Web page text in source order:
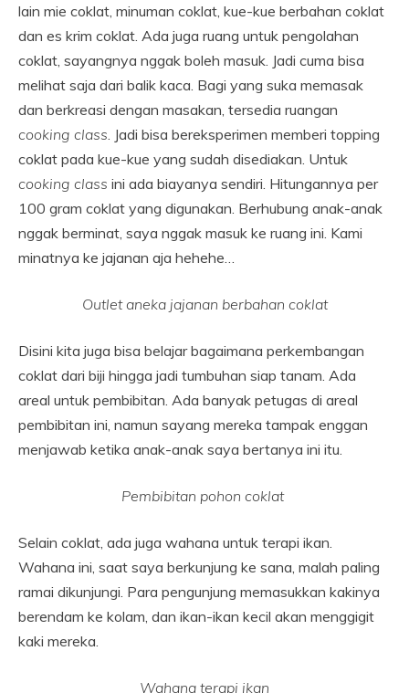
lain mie coklat, minuman coklat, kue-kue berbahan coklat
dan es krim coklat. Ada juga ruang untuk pengolahan
coklat, sayangnya nggak boleh masuk. Jadi cuma bisa
melihat saja dari balik kaca. Bagi yang suka memasak
dan berkreasi dengan masakan, tersedia ruangan
cooking class . Jadi bisa bereksperimen memberi topping
coklat pada kue-kue yang sudah disediakan. Untuk
cooking class ini ada biayanya sendiri. Hitungannya per
100 gram coklat yang digunakan. Berhubung anak-anak
nggak berminat, saya nggak masuk ke ruang ini. Kami
minatnya ke jajanan aja hehehe…
Outlet aneka jajanan berbahan coklat
Disini kita juga bisa belajar bagaimana perkembangan
coklat dari biji hingga jadi tumbuhan siap tanam. Ada
areal untuk pembibitan. Ada banyak petugas di areal
pembibitan ini, namun sayang mereka tampak enggan
menjawab ketika anak-anak saya bertanya ini itu.
Pembibitan pohon coklat
Selain coklat, ada juga wahana untuk terapi ikan.
Wahana ini, saat saya berkunjung ke sana, malah paling
ramai dikunjungi. Para pengunjung memasukkan kakinya
berendam ke kolam, dan ikan-ikan kecil akan menggigit
kaki mereka.
Wahana terapi ikan